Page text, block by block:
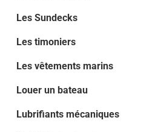
Les Sundecks
Les timoniers
Les vêtements marins
Louer un bateau
Lubrifiants mécaniques